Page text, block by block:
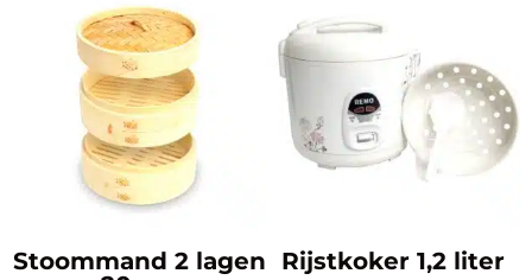
Stoommand 2 lagen
Rijstkoker 1,2 liter